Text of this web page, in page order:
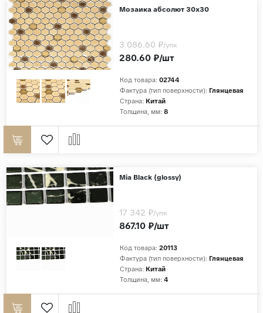
Структурная
Индия
Турция
Мозаика абсолют 30х30
Код товара: 02744
Фактура (тип поверхности): Глянцевая
Страна: Китай
Толщина, мм: 8
280.60 ₽/шт
3 086.60 ₽/упк
Mia Black (glossy)
Код товара: 20113
Фактура (тип поверхности): Глянцевая
Страна: Китай
Толщина, мм: 4
867.10 ₽/шт
17 342 ₽/упк